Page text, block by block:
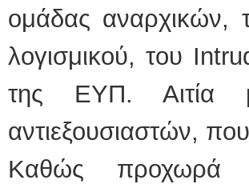
ομάδας αναρχικών,
λογισμικού, του
της ΕΥΠ. Αιτία
αντιεξουσιαστών,
Καθώς προχωρά